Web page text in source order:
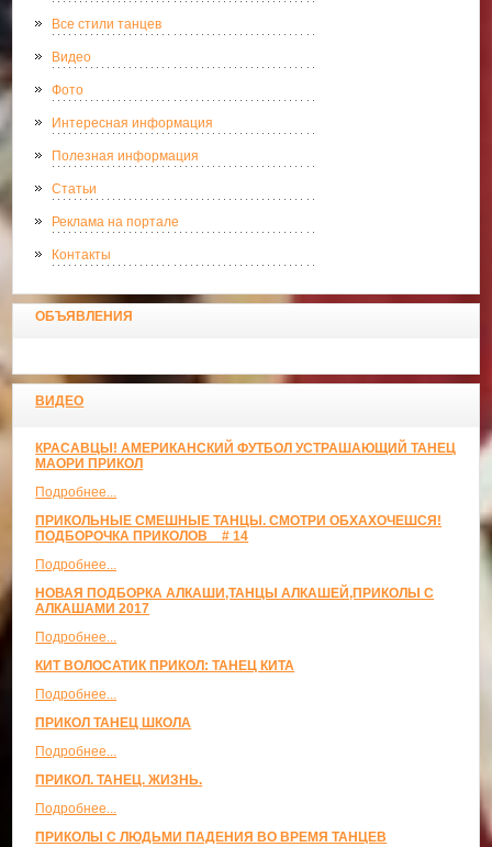
Все стили танцев
Видео
Фото
Интересная информация
Полезная информация
Статьи
Реклама на портале
Контакты
ОБЪЯВЛЕНИЯ
ВИДЕО
КРАСАВЦЫ! АМЕРИКАНСКИЙ ФУТБОЛ УСТРАШАЮЩИЙ ТАНЕЦ
МАОРИ ПРИКОЛ
Подробнее...
ПРИКОЛЬНЫЕ СМЕШНЫЕ ТАНЦЫ. СМОТРИ ОБХАХОЧЕШСЯ!
ПОДБОРОЧКА ПРИКОЛОВ _ # 14
Подробнее...
НОВАЯ ПОДБОРКА АЛКАШИ,ТАНЦЫ АЛКАШЕЙ,ПРИКОЛЫ С
АЛКАШАМИ 2017
Подробнее...
КИТ ВОЛОСАТИК ПРИКОЛ: ТАНЕЦ КИТА
Подробнее...
ПРИКОЛ ТАНЕЦ ШКОЛА
Подробнее...
ПРИКОЛ. ТАНЕЦ. ЖИЗНЬ.
Подробнее...
ПРИКОЛЫ С ЛЮДЬМИ ПАДЕНИЯ ВО ВРЕМЯ ТАНЦЕВ